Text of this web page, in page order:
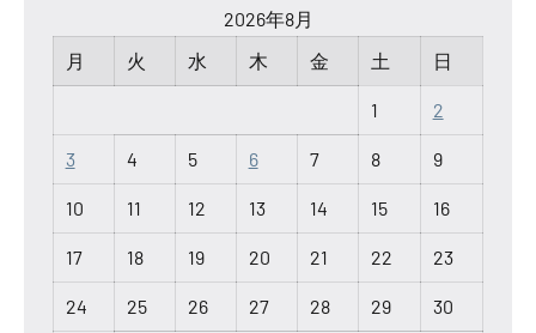
2026年8月
月
火 水 木 金 土 日
1 2
3 4 5 6 7 8 9
10 11 12 13 14 15 16
17 18 19 20 21 22 23
24 25 26 27 28 29 30